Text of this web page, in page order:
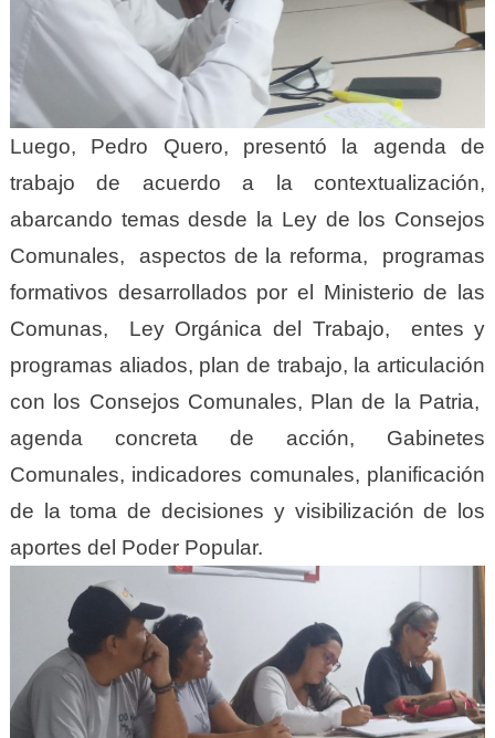
Luego, Pedro Quero, presentó la agenda de
trabajo de acuerdo a la contextualización,
abarcando temas desde la Ley de los Consejos
Comunales, aspectos de la reforma, programas
formativos desarrollados por el Ministerio de las
Comunas, Ley Orgánica del Trabajo, entes y
programas aliados, plan de trabajo, la articulación
con los Consejos Comunales, Plan de la Patria,
agenda concreta de acción, Gabinetes
Comunales, indicadores comunales, planificación
de la toma de decisiones y visibilización de los
aportes del Poder Popular.